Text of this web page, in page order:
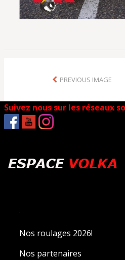
PREVIOUS IMAGE
Suivez nous sur les réseaux
.
Nos roulages 2026!
Nos partenaires